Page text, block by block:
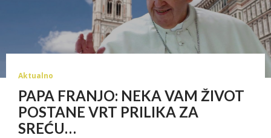
Aktualno
PAPA FRANJO: NEKA VAM ŽIVOT
POSTANE VRT PRILIKA ZA
SREĆU…